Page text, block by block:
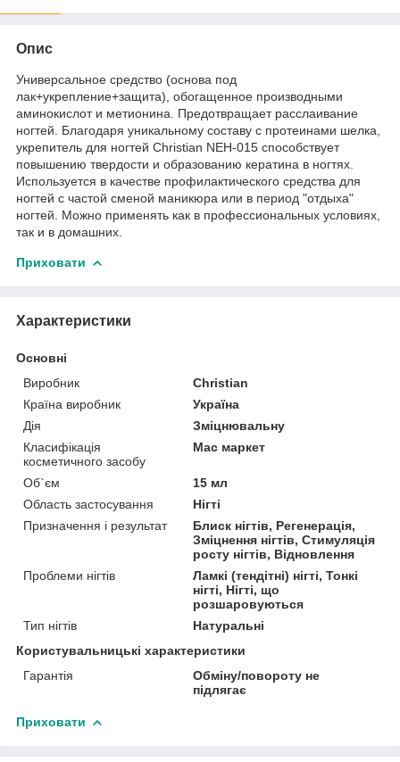
Опис
Универсальное средство (основа под
лак+укрепление+защита), обогащенное производными
аминокислот и метионина. Предотвращает расслаивание
ногтей. Благодаря уникальному составу с протеинами шелка,
укрепитель для ногтей Christian NEH-015 способствует
повышению твердости и образованию кератина в ногтях.
Используется в качестве профилактического средства для
ногтей с частой сменой маникюра или в период "отдыха"
ногтей. Можно применять как в профессиональных условиях,
так и в домашних.
Приховати
Характеристики
Основні
Виробник
Christian
Країна виробник
Україна
Дія
Зміцнювальну
Класифікація
косметичного засобу
Мас маркет
Об`єм
15 мл
Область застосування
Нігті
Призначення і результат
Блиск нігтів, Регенерація,
Зміцнення нігтів, Стимуляція
росту нігтів, Відновлення
Проблеми нігтів
Ламкі (тендітні) нігті, Тонкі
нігті, Нігті, що
розшаровуються
Тип нігтів
Натуральні
Користувальницькі характеристики
Гарантія
Обміну/повороту не
підлягає
Приховати